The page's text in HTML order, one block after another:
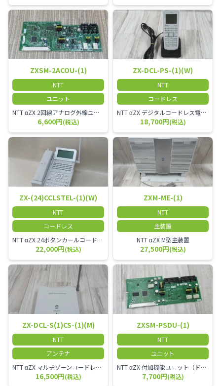
ZXSM-2ACOU-(1)
NTT
ユニット
NTT αZX 2回線アナログ外線ユニット
6,600円(税込)
ZX-DCL-PS-(1)(W)
NTT
コードレス
NTT αZX デジタルコードレス電話機 対応主装置及びアンテナを使用してご利用いただけます。 特に工場や倉庫等、オフィスから離れたところで作業をされている方に適しています。
18,700円(税込)
ZX-(24)CCLSTEL-(1)(W)
NTT
コードレス
NTT αZX 24ボタンカールコードレス電話機 無線タイプ、電話機と子機が離れるタイプのカールコードレス電話機です。 決裁者様等、オフィス内を頻繁に動かれる方のご使用が多いです。
22,000円(税込)
ZXM-ME-(1)
NTT
主装置
NTT αZX M型主装置
27,500円(税込)
ZX-DCL-S(1)CS-(1)(M)
NTT
アンテナ
NTT αZX マルチゾーンコードレススターアンテナ(マスター)
16,500円(税込)
ZXSM-PSDU-(1)
NTT
ユニット
NTT αZX 付加機能ユニット（ドアホンなど）
7,700円(税込)